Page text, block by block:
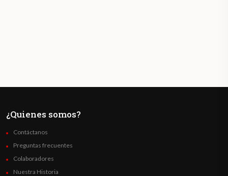
¿Quienes somos?
Contáctanos
Preguntas frecuentes
Colaboradores
Nuestra Historia